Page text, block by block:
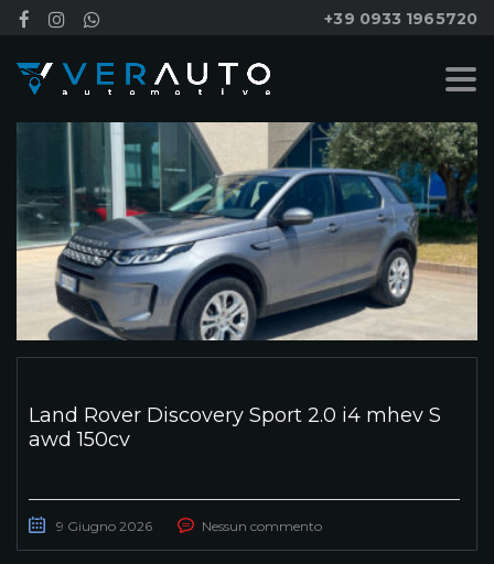
+39 0933 1965720
Land Rover Discovery Sport 2.0 i4 mhev S
awd 150cv
9 Giugno 2026 Nessun commento